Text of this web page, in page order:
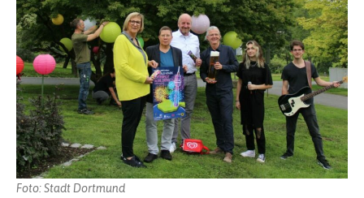
Foto: Stadt Dortmund